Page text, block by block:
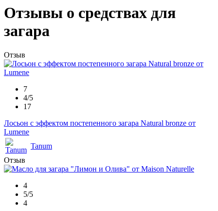
Отзывы о средствах для
загара
Отзыв
7
4/5
17
Лосьон с эффектом постепенного загара Natural bronze от
Lumene
Tanum
Отзыв
4
5/5
4